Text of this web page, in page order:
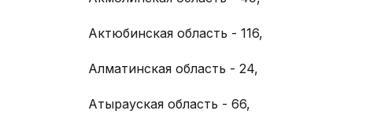
Актюбинская область - 116,
Алматинская область - 24,
Атырауская область - 66,